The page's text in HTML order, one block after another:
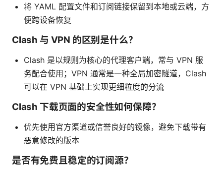
将 YAML 配置文件和订阅链接保留到本地或云端，方
便跨设备恢复
Clash 与 VPN 的区别是什么？
Clash 是以规则为核心的代理客户端，常与 VPN 服
务配合使用；VPN 通常是一种全局加密隧道，Clash
可以在 VPN 基础上实现更细粒度的分流
Clash 下载页面的安全性如何保障？
优先使用官方渠道或信誉良好的镜像，避免下载带有
恶意修改的版本
是否有免费且稳定的订阅源？